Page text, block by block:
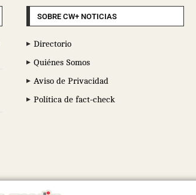
SOBRE CW+ NOTICIAS
Directorio
Quiénes Somos
Aviso de Privacidad
Política de fact-check